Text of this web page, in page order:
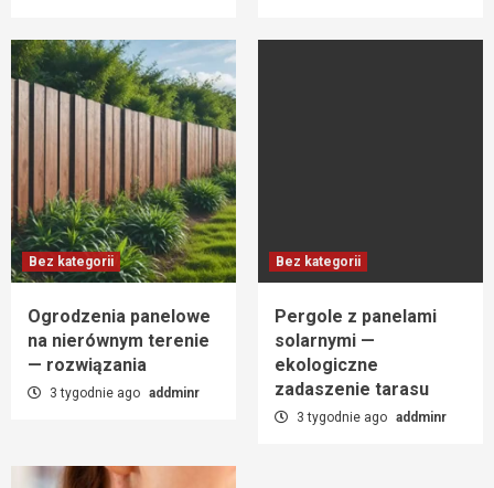
Bez kategorii
Ogrodzenia panelowe
na nierównym terenie
— rozwiązania
3 tygodnie ago addminr
Bez kategorii
Pergole z panelami
solarnymi —
ekologiczne
zadaszenie tarasu
3 tygodnie ago addminr